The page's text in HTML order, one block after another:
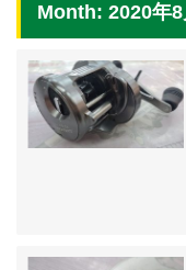
Month: 2020年8